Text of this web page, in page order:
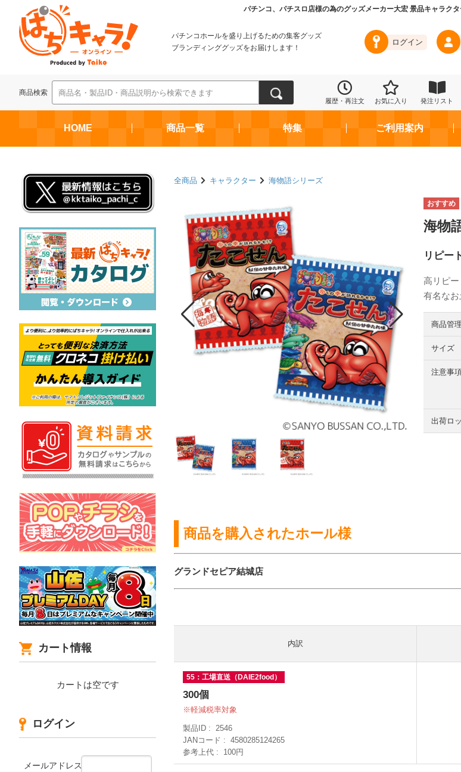
パチンコ、パチスロ店様の為のグッズメーカー大宏 景品キャラク
パチンコホールを盛り上げるための集客グッズ
ブランディンググッズをお届けします！
ログイン
商品検索
履歴・再注文 お気に入り 発注リスト
HOME 商品一覧 特集 ご利用案内
全商品 キャラクター 海物語シリーズ
海物
リピー
高リピー
有名なお
商品管
サイズ
注意事
出荷ロ
商品を購入されたホール様
グランドセピア結城店
内訳
55：工場直送（DAIE2food）
300個
軽減税率対象
製品ID
2546
JANコード
4580285124265
参考上代
100円
カート情報
カートは空です
ログイン
メールアドレス